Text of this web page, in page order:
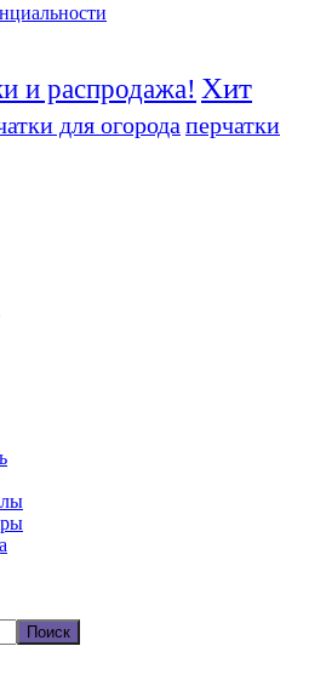
и распродажа! Хит
для огорода перчатки
Поиск